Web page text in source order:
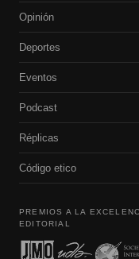
Opinión
Deportes
Eventos
Podcast
Réplicas
Código etico
PREMIOS A LA
EDITORIAL